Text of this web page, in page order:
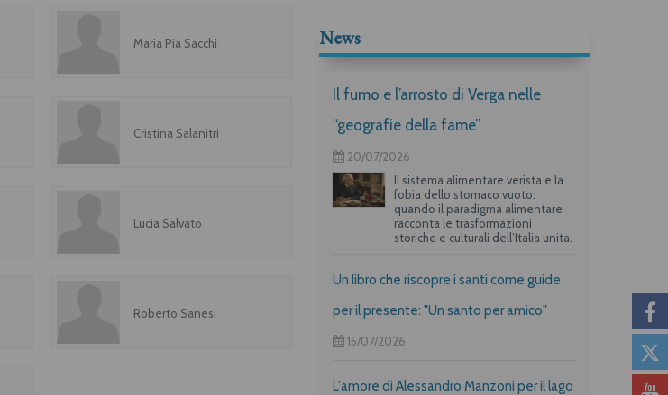
Maria Pia Sacchi
Cristina Salanitri
Lucia Salvato
Roberto Sanesi
News
Il fumo e l’arrosto di Verga nelle
“geografie della fame”
20/07/2026
Il sistema alimentare verista e la
fobia dello stomaco vuoto:
quando il paradigma alimentare
racconta le trasformazioni
storiche e culturali dell’Italia unita.
Un libro che riscopre i santi come guide
per il presente: "Un santo per amico"
15/07/2026
L'amore di Alessandro Manzoni per il lago